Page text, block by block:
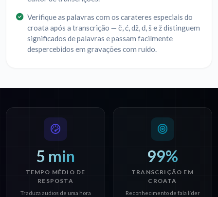
Verifique as palavras com os carateres especiais do
croata após a transcrição — č, ć, dž, đ, š e ž distinguem
significados de palavras e passam facilmente
despercebidos em gravações com ruído.
5 min
TEMPO MÉDIO DE
RESPOSTA
Traduza audios de uma hora
99%
TRANSCRIÇÃO EM
CROATA
Reconhecimento de fala líder